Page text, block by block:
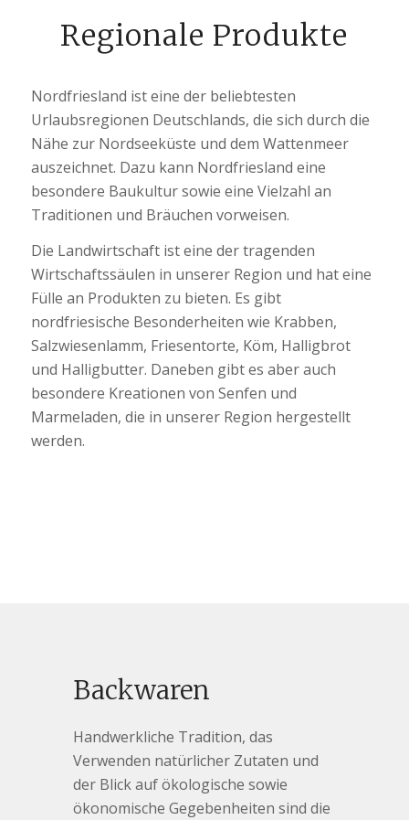
Regionale Produkte
Nordfriesland ist eine der beliebtesten
Urlaubsregionen Deutschlands, die sich durch die
Nähe zur Nordseeküste und dem Wattenmeer
auszeichnet. Dazu kann Nordfriesland eine
besondere Baukultur sowie eine Vielzahl an
Traditionen und Bräuchen vorweisen.
Die Landwirtschaft ist eine der tragenden
Wirtschaftssäulen in unserer Region und hat eine
Fülle an Produkten zu bieten. Es gibt
nordfriesische Besonderheiten wie Krabben,
Salzwiesenlamm, Friesentorte, Köm, Halligbrot
und Halligbutter. Daneben gibt es aber auch
besondere Kreationen von Senfen und
Marmeladen, die in unserer Region hergestellt
werden.
Backwaren
Handwerkliche Tradition, das
Verwenden natürlicher Zutaten und
der Blick auf ökologische sowie
ökonomische Gegebenheiten sind die